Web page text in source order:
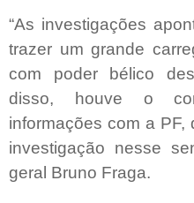
“As investigações
trazer um grande
com poder bélico
disso, houve o
informações com a PF,
investigação nesse
geral Bruno Fraga.